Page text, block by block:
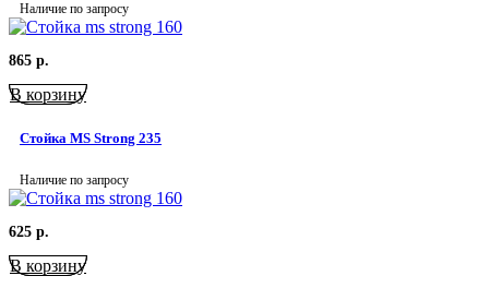
Наличие по запросу
865 р.
В корзину
Стойка MS Strong 235
Наличие по запросу
625 р.
В корзину